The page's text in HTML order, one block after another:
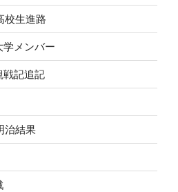
校生進路
メンバー
記追記
治結果